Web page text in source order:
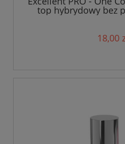
top hybrydowy bez
18,00